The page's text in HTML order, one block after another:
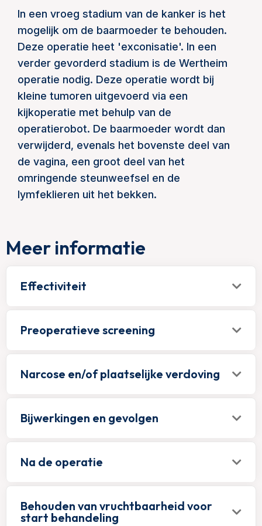
In een vroeg stadium van de kanker is het
mogelijk om de baarmoeder te behouden.
Deze operatie heet 'exconisatie'. In een
verder gevorderd stadium is de Wertheim
operatie nodig. Deze operatie wordt bij
kleine tumoren uitgevoerd via een
kijkoperatie met behulp van de
operatierobot. De baarmoeder wordt dan
verwijderd, evenals het bovenste deel van
de vagina, een groot deel van het
omringende steunweefsel en de
lymfeklieren uit het bekken.
Meer informatie
Effectiviteit
Preoperatieve screening
Narcose en/of plaatselijke verdoving
Bijwerkingen en gevolgen
Na de operatie
Behouden van vruchtbaarheid voor
start behandeling